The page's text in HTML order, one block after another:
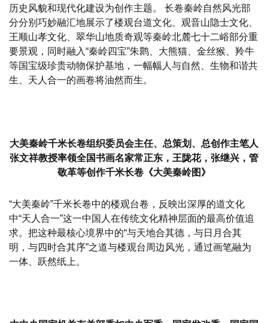
历史风貌和现代化建设为创作主题。 长卷秦岭自然风光部
分分别巧妙融汇地展示了楼观台道文化、观音山隐士文化、
王顺山孝文化、翠华山地质奇观等秦岭北麓七十二峪部分重
要景观，同时融入“秦岭四宝”朱鹮、大熊猫、金丝猴、羚牛
等国宝级珍贵动物保护基地，一幅幅人与自然、生物和谐共
生、天人合一的画卷将油然而生。
大美秦岭千米长卷组织委员会主任、总策划、总创作主笔人
张文祥教授率领全国书画名家常正东，王陇花，张继兴，管
敬革等创作千米长卷《大美秦岭图》
“大美秦岭”千米长卷中的楼观台卷，反映出深厚的道文化
中“天人合一”这一中国人在传统文化精神层面的最高价值追
求。把这种最核心境界中的“与天地合其德，与日月合其
明，与四时合其序”之道与楼观台周边风光，通过画笔融为
一体、跃然纸上。